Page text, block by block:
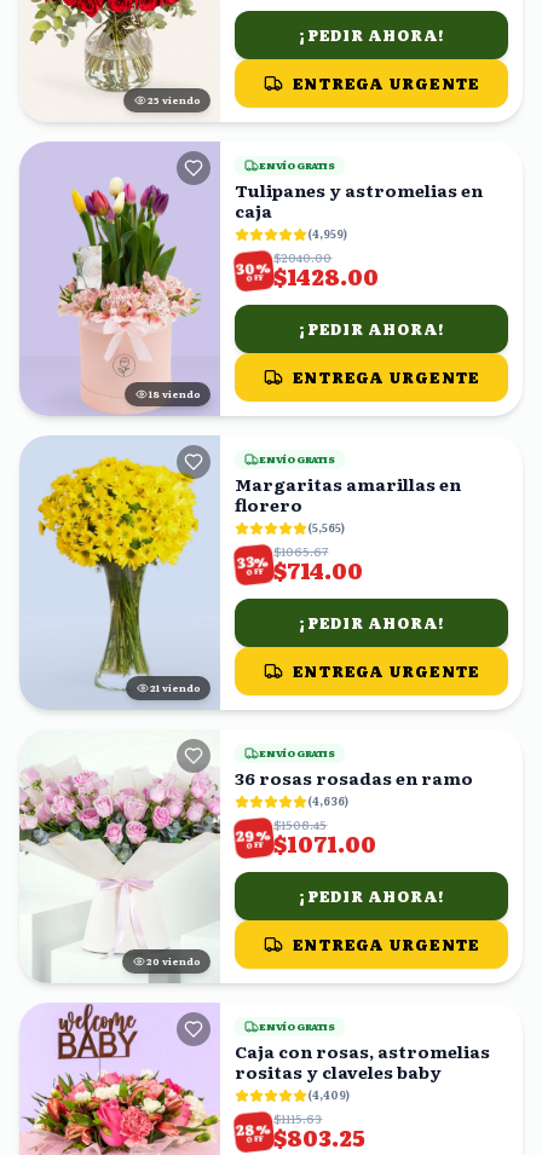
25 viendo
¡PEDIR AHORA!
ENTREGA URGENTE
18 viendo
ENVÍO GRATIS
Tulipanes y astromelias en
caja
(4,959)
30%
OFF
$2040.00
$1428.00
¡PEDIR AHORA!
ENTREGA URGENTE
20 viendo
ENVÍO GRATIS
Margaritas amarillas en
florero
(5,565)
33%
OFF
$1065.67
$714.00
¡PEDIR AHORA!
ENTREGA URGENTE
20 viendo
ENVÍO GRATIS
36 rosas rosadas en ramo
(4,636)
29%
OFF
$1508.45
$1071.00
¡PEDIR AHORA!
ENTREGA URGENTE
ENVÍO GRATIS
Caja con rosas, astromelias
rositas y claveles baby
(4,409)
28%
OFF
$1115.63
$803.25